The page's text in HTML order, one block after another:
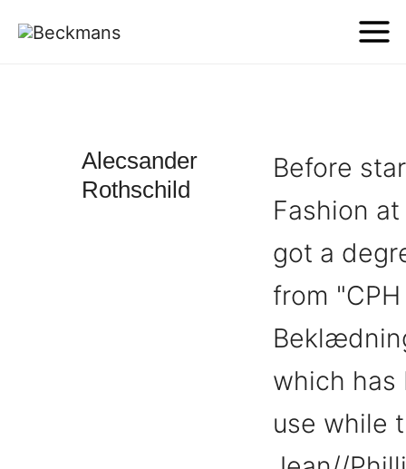
Alecsander
Rothschild
Before
Fashion
got a
from "CPH
which has
use while